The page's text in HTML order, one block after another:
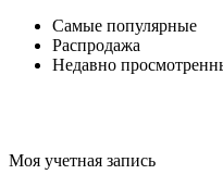
Самые популярные
Распродажа
Недавно
Моя учетная запись